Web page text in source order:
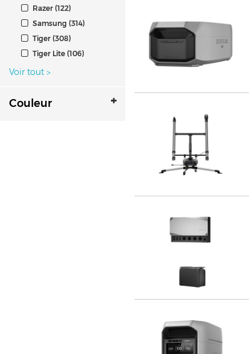
Razer (122)
Samsung (314)
Tiger (308)
Tiger Lite (106)
Voir tout >
Couleur